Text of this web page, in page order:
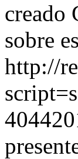
creado
sobre
http://